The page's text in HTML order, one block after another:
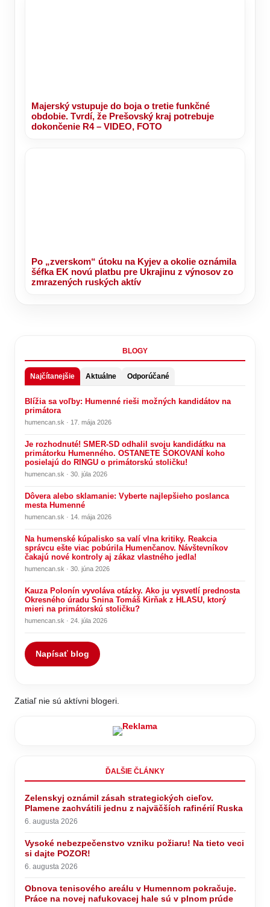
Majerský vstupuje do boja o tretie funkčné
obdobie. Tvrdí, že Prešovský kraj potrebuje
dokončenie R4 – VIDEO, FOTO
Po „zverskom“ útoku na Kyjev a okolie oznámila
šéfka EK novú platbu pre Ukrajinu z výnosov zo
zmrazených ruských aktív
BLOGY
Najčítanejšie Aktuálne Odporúčané
Blížia sa voľby: Humenné rieši možných kandidátov na
primátora
humencan.sk · 17. mája 2026
Je rozhodnuté! SMER-SD odhalil svoju kandidátku na
primátorku Humenného. OSTANETE ŠOKOVANÍ koho
posielajú do RINGU o primátorskú stoličku!
humencan.sk · 30. júla 2026
Dôvera alebo sklamanie: Vyberte najlepšieho poslanca
mesta Humenné
humencan.sk · 14. mája 2026
Na humenské kúpalisko sa valí vlna kritiky. Reakcia
správcu ešte viac pobúrila Humenčanov. Návštevníkov
čakajú nové kontroly aj zákaz vlastného jedla!
humencan.sk · 30. júna 2026
Kauza Polonín vyvoláva otázky. Ako ju vysvetlí prednosta
Okresného úradu Snina Tomáš Kirňak z HLASU, ktorý
mieri na primátorskú stoličku?
humencan.sk · 24. júla 2026
Napísať blog
Zatiaľ nie sú aktívni blogeri.
ĎALŠIE ČLÁNKY
Zelenskyj oznámil zásah strategických cieľov.
Plamene zachvátili jednu z najväčších rafinérií Ruska
6. augusta 2026
Vysoké nebezpečenstvo vzniku požiaru! Na tieto veci
si dajte POZOR!
6. augusta 2026
Obnova tenisového areálu v Humennom pokračuje.
Práce na novej nafukovacej hale sú v plnom prúde